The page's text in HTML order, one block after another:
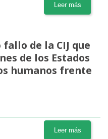
Leer más
de la CIJ que
de los Estados
humanos frente
Leer más